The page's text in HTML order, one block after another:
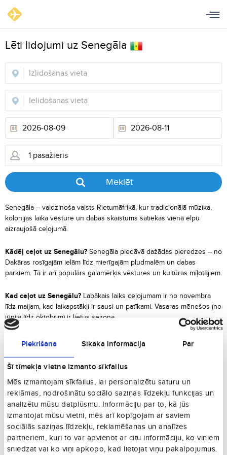
Piekrišana Sīkāka informācija Par
Šī tīmekļa vietne izmanto sīkfailus
Mēs izmantojam sīkfailus, lai personalizētu saturu un
reklāmas, nodrošinātu sociālo saziņas līdzekļu funkcijas un
analizētu mūsu datplūsmu. Informāciju par to, kā jūs
izmantojat mūsu vietni, mēs arī kopīgojam ar saviem
sociālās saziņas līdzekļu, reklamēšanas un analīzes
partneriem, kuri to var apvienot ar citu informāciju, ko viņiem
sniedzat vai ko viņi apkopo, kad lietojat viņu pakalpojumus.
Lēti lidojumi uz Senegāla
Meklēt
Senegāla – valdzinoša valsts Rietumāfrikā, kur tradicionālā mūzika,
kolonijas laika vēsture un dabas skaistums satiekas vienā elpu
aizraujošā ceļojumā.
Kādēļ ceļot uz Senegālu? Senegāla piedāvā dažādas pieredzes – no
Dakāras rosīgajām ielām līdz mierīgajām pludmalēm un dabas
parkiem. Tā ir arī populārs galamērķis vēstures un kultūras mīļotājiem.
Kad ceļot uz Senegālu? Labākais laiks ceļojumam ir no novembra
līdz maijam, kad laikapstākļi ir sausi un patīkami. Vasaras mēnešos (no
jūnija līdz oktobrim) ir lietus sezona.
Ko apskatīt Senegālā? ApmeklējietGorē salas
vergu tirdzniecības
Pink Lake (Lac Rose)
Djoudj
okeāna.
Labākās viesnīcas Senegālā
Terrou-Bi Hotel, Dakar:Luksusa viesnīca pie okeāna ar baseinu un
restorāniem.
Lamantin Beach Resort & Spa:Kūrorta viesnīca Sali pie smilšu
pludmalēm.
Royam Hotel: Tropu stila kūrorts ar bungalo un skatu uz dārzu.